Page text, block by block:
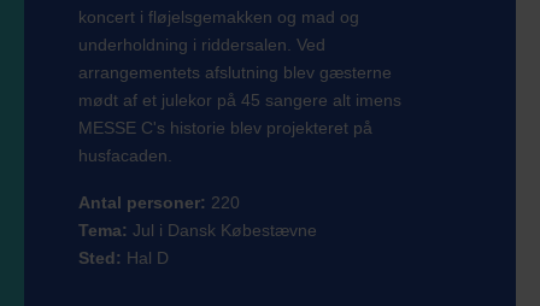
koncert i fløjelsgemakken og mad og
underholdning i riddersalen. Ved
arrangementets afslutning blev gæsterne
mødt af et julekor på 45 sangere alt imens
MESSE C's historie blev projekteret på
husfacaden.
Antal personer: 220
Tema: Jul i Dansk Købestævne
Sted: Hal D